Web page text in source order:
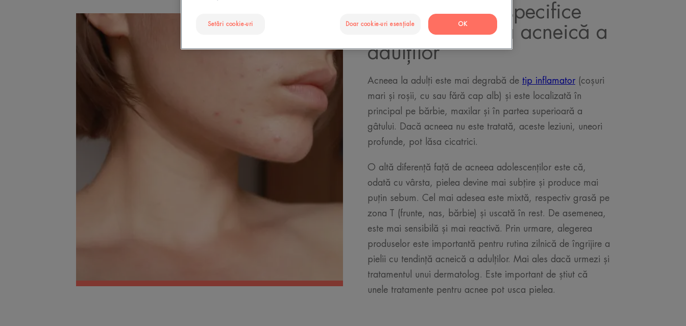
Caracteristicile specifice
pielii cu tendință acneică a
adulților
Acneea la adulți este mai degrabă de tip inflamator(coșuri
mari și roșii, cu sau fără cap alb) și este localizată în
principal pe bărbie, maxilar și în partea superioară a
gâtului. Dacă acneea nu este tratată, aceste leziuni, uneori
profunde, pot lăsa cicatrici.
O altă diferență față de acneea adolescenților este că,
odată cu vârsta, pielea devine mai subțire și produce mai
puțin sebum. Cel mai adesea este mixtă, respectiv grasă pe
zona T (frunte, nas, bărbie) și uscată în rest. De asemenea,
este mai sensibilă și mai reactivă. Prin urmare, alegerea
produselor este importantă pentru rutina zilnică de îngrijire a
pielii cu tendință acneică a adulților. Mai ales dacă urmezi și
tratamentul unui dermatolog. Este important de știut că
unele tratamente pentru acnee pot usca pielea.
Setări cookie-uri Doar cookie-uri esențiale OK